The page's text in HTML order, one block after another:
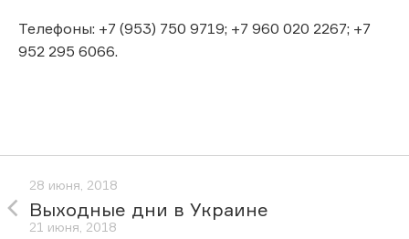
Телефоны: +7 (953) 750 9719; +7 960 020 2267; +7
952 295 6066.
28 июня, 2018
Выходные дни в Украине
21 июня, 2018